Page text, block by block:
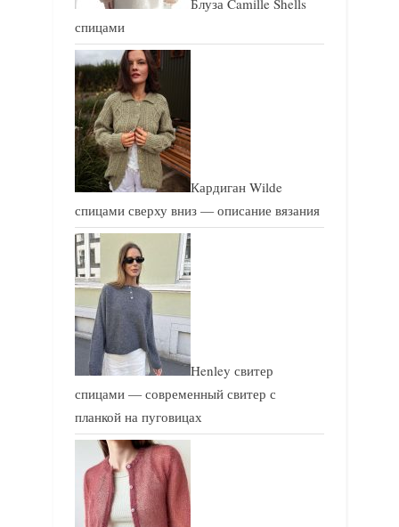
спицами
Кардиган Wilde
спицами сверху вниз — описание вязания
Henley свитер
спицами — современный свитер с
планкой на пуговицах